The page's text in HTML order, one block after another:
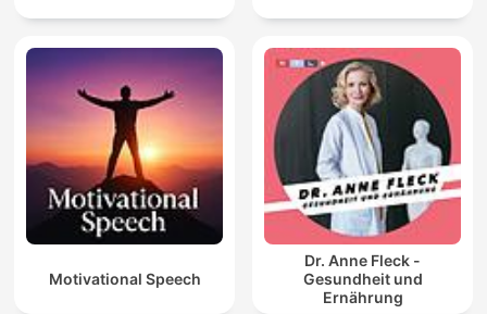
Motivational Speech
Dr. Anne Fleck -
Gesundheit und
Ernährung